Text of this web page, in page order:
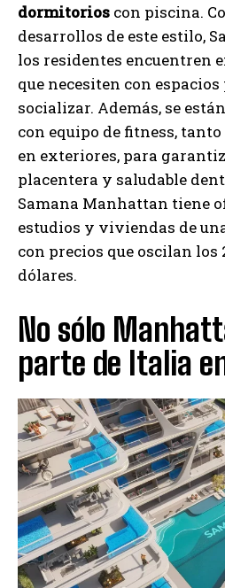
dormitorios con piscina.
desarrollos de este estilo,
los residentes encuentren
que necesiten con
socializar. Además, se
con equipo de fitness,
en exteriores, para
placentera y saludable
Samana Manhattan tiene
estudios y viviendas de
con precios que oscilan los
dólares.
No sólo
parte de Italia